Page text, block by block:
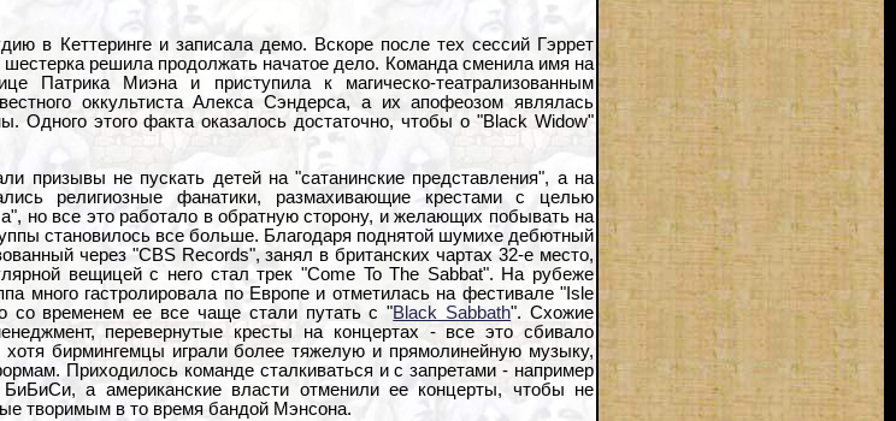
в Кеттеринге и записала демо. Вскоре после тех сессий Гэррет
решила продолжать начатое дело. Команда сменила имя на
Патрика Миэна и приступила к магическо-театрализованным
оккультиста Алекса Сэндерса, а их апофеозом являлась
Одного этого факта оказалось достаточно, чтобы о "Black Widow"
призывы не пускать детей на "сатанинские представления", а на
религиозные фанатики, размахивающие крестами с целью
но все это работало в обратную сторону, и желающих побывать на
становилось все больше. Благодаря поднятой шумихе дебютный
через "CBS Records", занял в британских чартах 32-е место,
вещицей с него стал трек "Come To The Sabbat". На рубеже
много гастролировала по Европе и отметилась на фестивале "Isle
со временем ее все чаще стали путать с "Black Sabbath". Схожие
перевернутые кресты на концертах - все это сбивало
хотя бирмингемцы играли более тяжелую и прямолинейную музыку,
Приходилось команде сталкиваться и с запретами - например
а американские власти отменили ее концерты, чтобы не
творимым в то время бандой Мэнсона.